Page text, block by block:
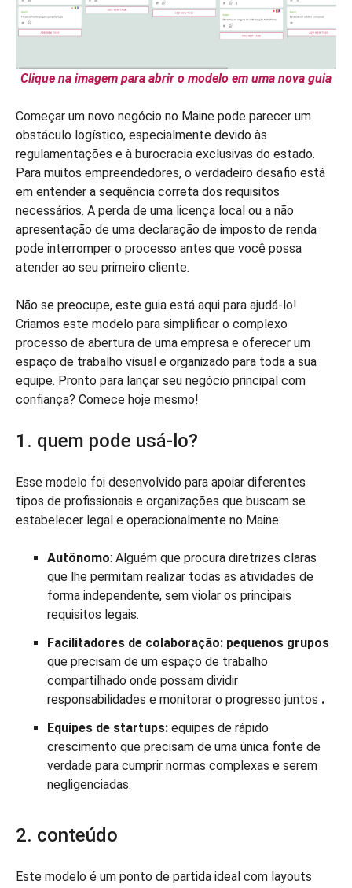
Clique na imagem para abrir o modelo em uma nova guia
Começar um novo negócio no Maine pode parecer um
obstáculo logístico, especialmente devido às
regulamentações e à burocracia exclusivas do estado.
Para muitos empreendedores, o verdadeiro desafio está
em entender a sequência correta dos requisitos
necessários. A perda de uma licença local ou a não
apresentação de uma declaração de imposto de renda
pode interromper o processo antes que você possa
atender ao seu primeiro cliente.
Não se preocupe, este guia está aqui para ajudá-lo!
Criamos este modelo para simplificar o complexo
processo de abertura de uma empresa e oferecer um
espaço de trabalho visual e organizado para toda a sua
equipe. Pronto para lançar seu negócio principal com
confiança? Comece hoje mesmo!
1. quem pode usá-lo?
Esse modelo foi desenvolvido para apoiar diferentes
tipos de profissionais e organizações que buscam se
estabelecer legal e operacionalmente no Maine:
Autônomo: Alguém que procura diretrizes claras
que lhe permitam realizar todas as atividades de
forma independente, sem violar os principais
requisitos legais.
Facilitadores de colaboração: pequenos grupos
que precisam de um espaço de trabalho
compartilhado onde possam dividir
responsabilidades e monitorar o progresso juntos .
Equipes de startups: equipes de rápido
crescimento que precisam de uma única fonte de
verdade para cumprir normas complexas e serem
negligenciadas.
2. conteúdo
Este modelo é um ponto de partida ideal com layouts